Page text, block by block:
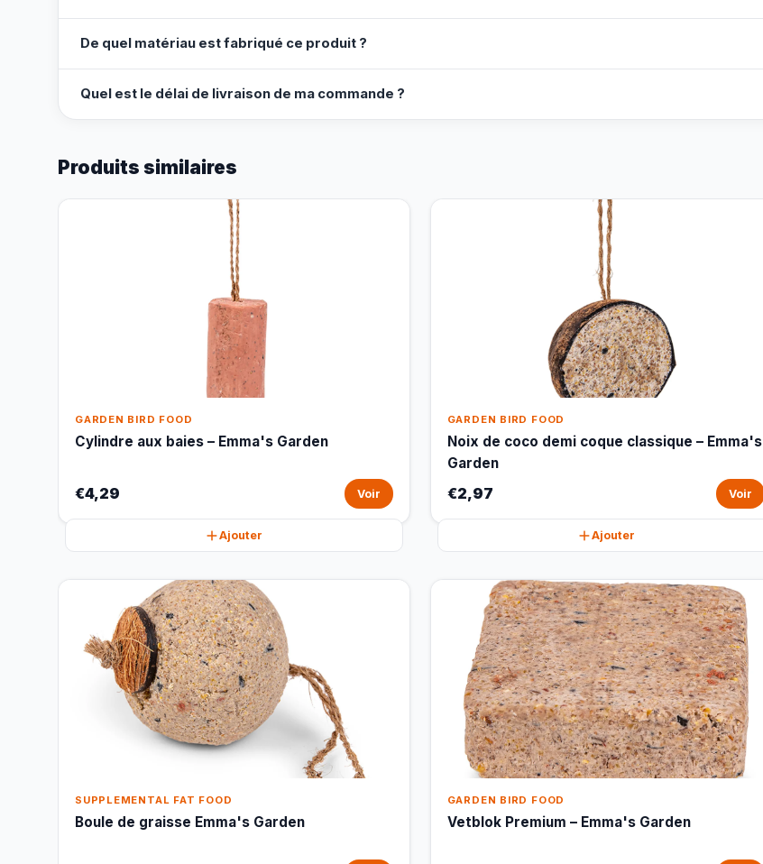
De quel matériau est fabriqué ce produit ?
Quel est le délai de livraison de ma commande ?
Produits similaires
GARDEN BIRD FOOD
Cylindre aux baies – Emma's Garden
€4,29 Voir
Ajouter
GARDEN BIRD FOOD
Noix de coco demi coque classique – Emma's
Garden
€2,97 Voir
Ajouter
SUPPLEMENTAL FAT FOOD
Boule de graisse Emma's Garden
GARDEN BIRD FOOD
Vetblok Premium – Emma's Garden